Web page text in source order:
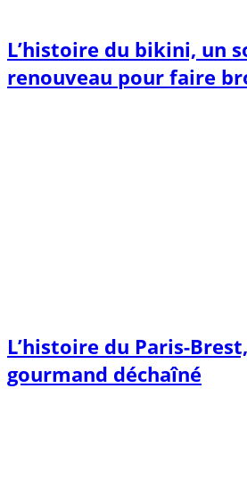
L’histoire du bikini, un
renouveau pour faire
L’histoire du Paris-
gourmand déchaîné